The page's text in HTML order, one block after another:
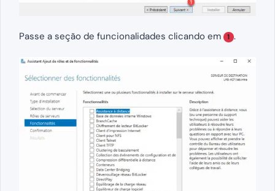
Passe a seção de funcionalidades clicando em 1 .